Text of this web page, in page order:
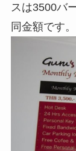
スは3500バ
同金額です。